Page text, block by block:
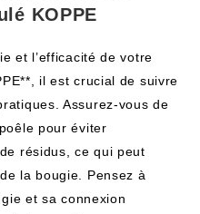
KOPPE
et l’efficacité de votre
il est crucial de suivre
Assurez-vous de
pour éviter
résidus, ce qui peut
la bougie. Pensez à
et sa connexion